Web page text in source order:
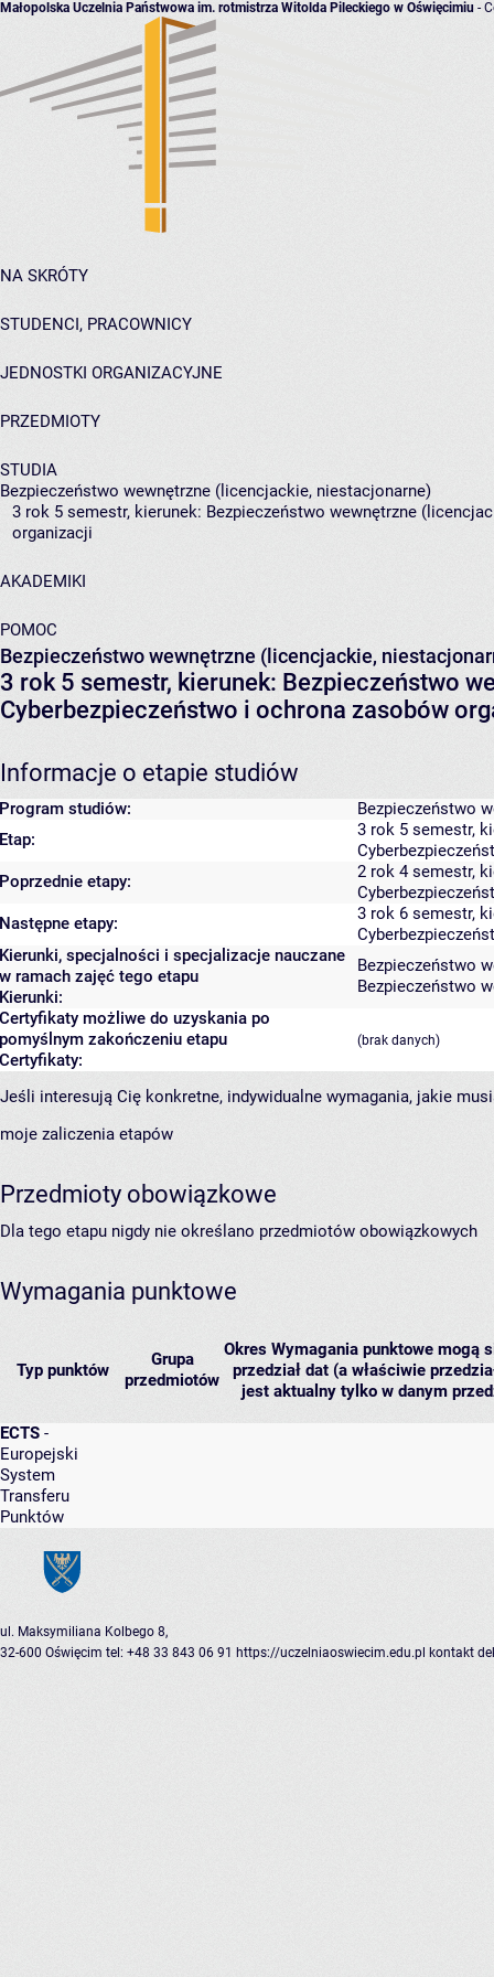
Małopolska Uczelnia Państwowa im. rotmistrza Witolda Pileckiego w Oświęcimiu -
NA SKRÓTY
STUDENCI, PRACOWNICY
JEDNOSTKI ORGANIZACYJNE
PRZEDMIOTY
STUDIA
Bezpieczeństwo wewnętrzne (licencjackie, niestacjonarne)
3 rok 5 semestr, kierunek: Bezpieczeństwo wewnętrzne
organizacji
AKADEMIKI
POMOC
Bezpieczeństwo wewnętrzne (licencjackie,
3 rok 5 semestr, kierunek: Bezpieczeństwo
Cyberbezpieczeństwo i ochrona zasobów
Informacje o etapie studiów
Program studiów:
Bezpieczeństwo
Etap:
3 rok 5 semestr,
Poprzednie etapy:
2 rok 4 semestr,
Następne etapy:
3 rok 6 semestr,
Kierunki, specjalności i specjalizacje nauczane
w ramach zajęć tego etapu
Kierunki:
Bezpieczeństwo
Bezpieczeństwo
Certyfikaty możliwe do uzyskania po
pomyślnym zakończeniu etapu
Certyfikaty:
(brak danych)
Jeśli interesują Cię konkretne, indywidualne wymagania, jakie
moje zaliczenia etapów
Przedmioty obowiązkowe
Dla tego etapu nigdy nie określano przedmiotów obowiązkowych
Wymagania punktowe
Typ punktów
Grupa
przedmiotów
Okres Wymagania punktowe mogą
przedział dat (a właściwie
jest aktualny tylko w danym
ECTS -
Europejski
System
Transferu
Punktów
ul. Maksymiliana Kolbego 8,
32-600 Oświęcim tel: +48 33 843 06 91 https://uczelniaoswiecim.edu.pl kontakt